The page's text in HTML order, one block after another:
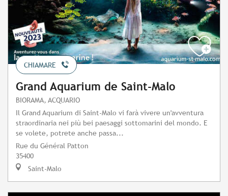
CHIAMARE
Grand Aquarium de Saint-Malo
BIORAMA, ACQUARIO
Il Grand Aquarium di Saint-Malo vi farà vivere un'avventura
straordinaria nei più bei paesaggi sottomarini del mondo. E
se volete, potrete anche passa...
Rue du Général Patton
35400
Saint-Malo